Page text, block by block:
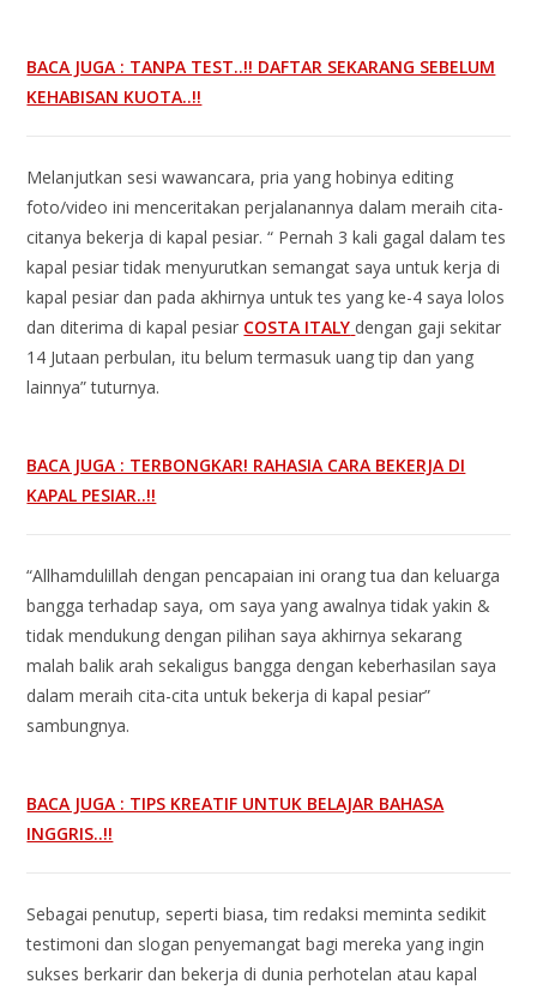
BACA JUGA : TANPA TEST..!! DAFTAR SEKARANG SEBELUM
KEHABISAN KUOTA..!!
Melanjutkan sesi wawancara, pria yang hobinya editing
foto/video ini menceritakan perjalanannya dalam meraih cita-
citanya bekerja di kapal pesiar. “ Pernah 3 kali gagal dalam tes
kapal pesiar tidak menyurutkan semangat saya untuk kerja di
kapal pesiar dan pada akhirnya untuk tes yang ke-4 saya lolos
dan diterima di kapal pesiar COSTA ITALY dengan gaji sekitar
14 Jutaan perbulan, itu belum termasuk uang tip dan yang
lainnya” tuturnya.
BACA JUGA : TERBONGKAR! RAHASIA CARA BEKERJA DI
KAPAL PESIAR..!!
“Allhamdulillah dengan pencapaian ini orang tua dan keluarga
bangga terhadap saya, om saya yang awalnya tidak yakin &
tidak mendukung dengan pilihan saya akhirnya sekarang
malah balik arah sekaligus bangga dengan keberhasilan saya
dalam meraih cita-cita untuk bekerja di kapal pesiar”
sambungnya.
BACA JUGA : TIPS KREATIF UNTUK BELAJAR BAHASA
INGGRIS..!!
Sebagai penutup, seperti biasa, tim redaksi meminta sedikit
testimoni dan slogan penyemangat bagi mereka yang ingin
sukses berkarir dan bekerja di dunia perhotelan atau kapal